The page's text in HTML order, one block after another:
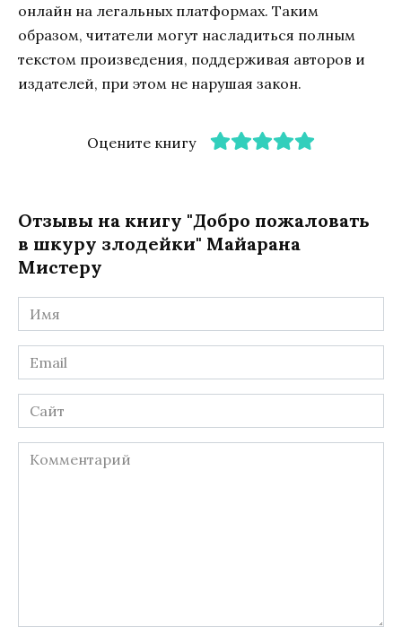
онлайн на легальных платформах. Таким
образом, читатели могут насладиться полным
текстом произведения, поддерживая авторов и
издателей, при этом не нарушая закон.
Оцените книгу
Отзывы на книгу "Добро пожаловать
в шкуру злодейки" Майарана
Мистеру
Имя
*
Email
*
Сайт
Комментарий